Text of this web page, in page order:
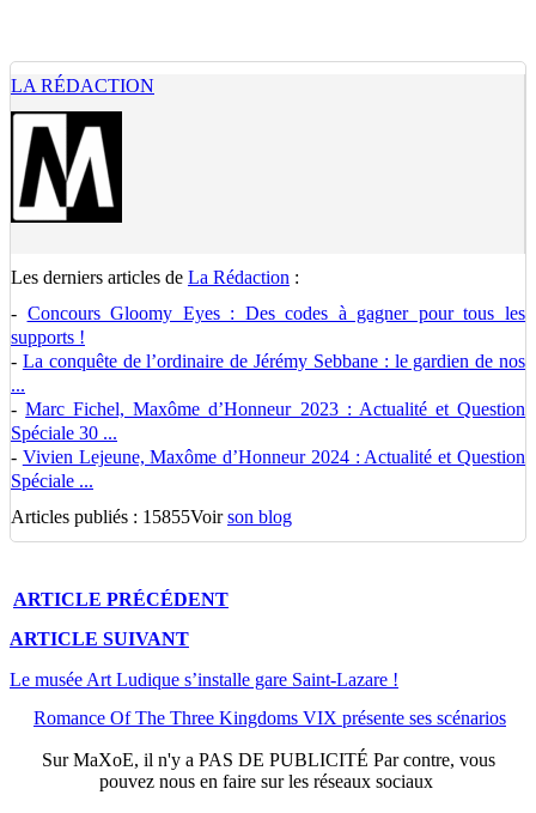
LA RÉDACTION
Les derniers articles de La Rédaction :
- Concours Gloomy Eyes : Des codes à gagner pour tous les
supports !
- La conquête de l’ordinaire de Jérémy Sebbane : le gardien de nos
...
-Marc Fichel, Maxôme d’Honneur 2023 : Actualité et Question
Spéciale 30 ...
- Vivien Lejeune, Maxôme d’Honneur 2024 : Actualité et Question
Spéciale ...
Articles publiés : 15855Voirson blog
ARTICLE PRÉCÉDENT
ARTICLE SUIVANT
Le musée Art Ludique s’installe gare Saint-Lazare !
Romance Of The Three Kingdoms VIX présente ses scénarios
SurMaXoE, il n'y a PAS DE PUBLICITÉ Par contre, vous
pouvez nous en faire sur les réseaux sociaux